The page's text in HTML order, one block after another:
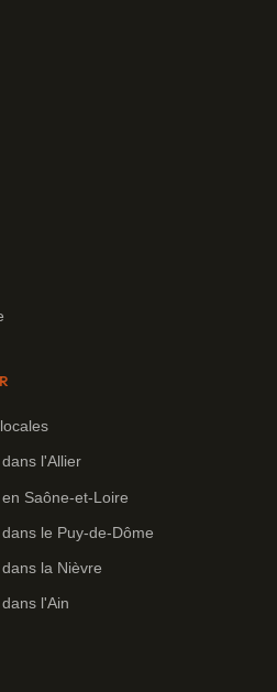
l'Allier
Saône-et-Loire
le Puy-de-Dôme
la Nièvre
l'Ain